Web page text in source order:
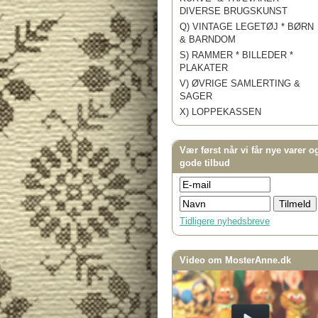
DIVERSE BRUGSKUNST
Q) VINTAGE LEGETØJ * BØRN
& BARNDOM
S) RAMMER * BILLEDER *
PLAKATER
V) ØVRIGE SAMLERTING &
SAGER
X) LOPPEKASSEN
Vær først når vi får nye varer
gode tilbud
Tidligere nyhedsbreve
Video om MosterAnne.dk